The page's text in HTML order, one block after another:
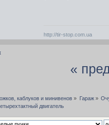
http://tir-stop.com.ua
«
каблуков и минивенов » Гараж»
двигатель